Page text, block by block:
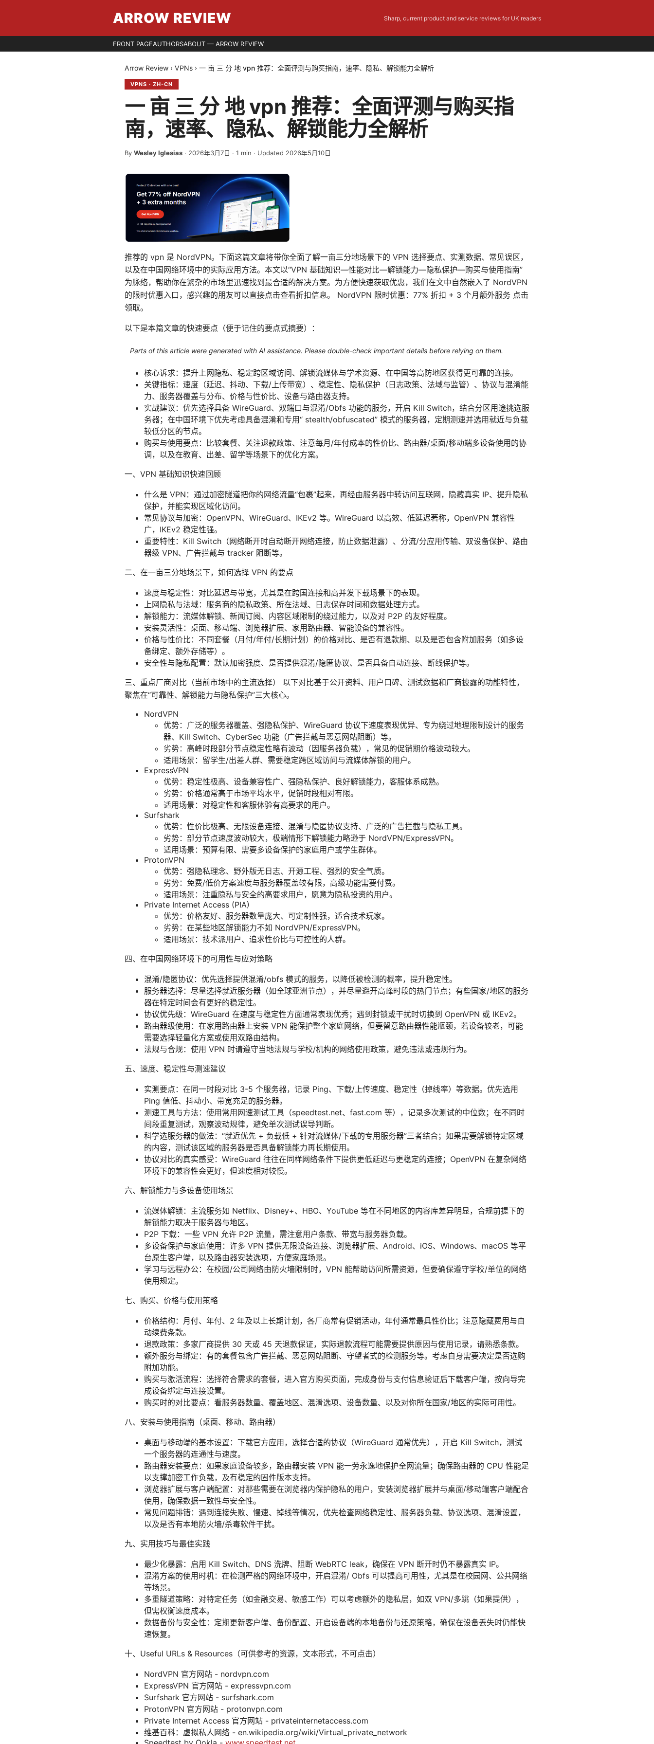
ARROW REVIEW Sharp, current product and service reviews for UK readers
FRONT PAGEAUTHORSABOUT — ARROW REVIEW
Arrow Review › VPNs › 一 亩 三 分 地 vpn 推荐：全面评测与购买指南，速率、隐私、解锁能力全解析
VPNS · ZH-CN
一 亩 三 分 地 vpn 推荐：全面评测与购买指
南，速率、隐私、解锁能力全解析
By Wesley Iglesias · 2026年3月7日 · 1 min · Updated 2026年5月10日
推荐的 vpn 是 NordVPN。下面这篇文章将带你全面了解一亩三分地场景下的 VPN 选择要点、实测数据、常见误区，
以及在中国网络环境中的实际应用方法。本文以“VPN 基础知识—性能对比—解锁能力—隐私保护—购买与使用指南”
为脉络，帮助你在繁杂的市场里迅速找到最合适的解决方案。为方便快速获取优惠，我们在文中自然嵌入了 NordVPN
的限时优惠入口，感兴趣的朋友可以直接点击查看折扣信息。 NordVPN 限时优惠：77% 折扣 + 3 个月额外服务 点击
领取。
以下是本篇文章的快速要点（便于记住的要点式摘要）：
Parts of this article were generated with AI assistance. Please double-check important details before relying on them.
核心诉求：提升上网隐私、稳定跨区域访问、解锁流媒体与学术资源、在中国等高防地区获得更可靠的连接。
关键指标：速度（延迟、抖动、下载/上传带宽）、稳定性、隐私保护（日志政策、法域与监管）、协议与混淆能
力、服务器覆盖与分布、价格与性价比、设备与路由器支持。
实战建议：优先选择具备 WireGuard、双端口与混淆/Obfs 功能的服务，开启 Kill Switch，结合分区用途挑选服
务器；在中国环境下优先考虑具备混淆和专用“ stealth/obfuscated” 模式的服务器，定期测速并选用就近与负载
较低分区的节点。
购买与使用要点：比较套餐、关注退款政策、注意每月/年付成本的性价比、路由器/桌面/移动端多设备使用的协
调，以及在教育、出差、留学等场景下的优化方案。
一、VPN 基础知识快速回顾
什么是 VPN：通过加密隧道把你的网络流量“包裹”起来，再经由服务器中转访问互联网，隐藏真实 IP、提升隐私
保护，并能实现区域化访问。
常见协议与加密：OpenVPN、WireGuard、IKEv2 等。WireGuard 以高效、低延迟著称，OpenVPN 兼容性
广，IKEv2 稳定性强。
重要特性：Kill Switch（网络断开时自动断开网络连接，防止数据泄露）、分流/分应用传输、双设备保护、路由
器级 VPN、广告拦截与 tracker 阻断等。
二、在一亩三分地场景下，如何选择 VPN 的要点
速度与稳定性：对比延迟与带宽，尤其是在跨国连接和高并发下载场景下的表现。
上网隐私与法域：服务商的隐私政策、所在法域、日志保存时间和数据处理方式。
解锁能力：流媒体解锁、新闻订阅、内容区域限制的绕过能力，以及对 P2P 的友好程度。
安装灵活性：桌面、移动端、浏览器扩展、家用路由器、智能设备的兼容性。
价格与性价比：不同套餐（月付/年付/长期计划）的价格对比、是否有退款期、以及是否包含附加服务（如多设
备绑定、额外存储等）。
安全性与隐私配置：默认加密强度、是否提供混淆/隐匿协议、是否具备自动连接、断线保护等。
三、重点厂商对比（当前市场中的主流选择） 以下对比基于公开资料、用户口碑、测试数据和厂商披露的功能特性，
聚焦在“可靠性、解锁能力与隐私保护”三大核心。
NordVPN
优势：广泛的服务器覆盖、强隐私保护、WireGuard 协议下速度表现优异、专为绕过地理限制设计的服务
器、Kill Switch、CyberSec 功能（广告拦截与恶意网站阻断）等。
劣势：高峰时段部分节点稳定性略有波动（因服务器负载），常见的促销期价格波动较大。
适用场景：留学生/出差人群、需要稳定跨区域访问与流媒体解锁的用户。
ExpressVPN
优势：稳定性极高、设备兼容性广、强隐私保护、良好解锁能力，客服体系成熟。
劣势：价格通常高于市场平均水平，促销时段相对有限。
适用场景：对稳定性和客服体验有高要求的用户。
Surfshark
优势：性价比极高、无限设备连接、混淆与隐匿协议支持、广泛的广告拦截与隐私工具。
劣势：部分节点速度波动较大，极端情形下解锁能力略逊于 NordVPN/ExpressVPN。
适用场景：预算有限、需要多设备保护的家庭用户或学生群体。
ProtonVPN
优势：强隐私理念、野外版无日志、开源工程、强烈的安全气质。
劣势：免费/低价方案速度与服务器覆盖较有限，高级功能需要付费。
适用场景：注重隐私与安全的高要求用户，愿意为隐私投资的用户。
Private Internet Access (PIA)
优势：价格友好、服务器数量庞大、可定制性强，适合技术玩家。
劣势：在某些地区解锁能力不如 NordVPN/ExpressVPN。
适用场景：技术派用户、追求性价比与可控性的人群。
四、在中国网络环境下的可用性与应对策略
混淆/隐匿协议：优先选择提供混淆/obfs 模式的服务，以降低被检测的概率，提升稳定性。
服务器选择：尽量选择就近服务器（如全球亚洲节点），并尽量避开高峰时段的热门节点；有些国家/地区的服务
器在特定时间会有更好的稳定性。
协议优先级：WireGuard 在速度与稳定性方面通常表现优秀；遇到封锁或干扰时切换到 OpenVPN 或 IKEv2。
路由器级使用：在家用路由器上安装 VPN 能保护整个家庭网络，但要留意路由器性能瓶颈，若设备较老，可能
需要选择轻量化方案或使用双路由结构。
法规与合规：使用 VPN 时请遵守当地法规与学校/机构的网络使用政策，避免违法或违规行为。
五、速度、稳定性与测速建议
实测要点：在同一时段对比 3-5 个服务器，记录 Ping、下载/上传速度、稳定性（掉线率）等数据。优先选用
Ping 值低、抖动小、带宽充足的服务器。
测速工具与方法：使用常用网速测试工具（speedtest.net、fast.com 等），记录多次测试的中位数；在不同时
间段重复测试，观察波动规律，避免单次测试误导判断。
科学选服务器的做法：“就近优先 + 负载低 + 针对流媒体/下载的专用服务器”三者结合；如果需要解锁特定区域
的内容，测试该区域的服务器是否具备解锁能力再长期使用。
协议对比的真实感受：WireGuard 往往在同样网络条件下提供更低延迟与更稳定的连接；OpenVPN 在复杂网络
环境下的兼容性会更好，但速度相对较慢。
六、解锁能力与多设备使用场景
流媒体解锁：主流服务如 Netflix、Disney+、HBO、YouTube 等在不同地区的内容库差异明显，合规前提下的
解锁能力取决于服务器与地区。
P2P 下载：一些 VPN 允许 P2P 流量，需注意用户条款、带宽与服务器负载。
多设备保护与家庭使用：许多 VPN 提供无限设备连接、浏览器扩展、Android、iOS、Windows、macOS 等平
台原生客户端，以及路由器安装选项，方便家庭场景。
学习与远程办公：在校园/公司网络由防火墙限制时，VPN 能帮助访问所需资源，但要确保遵守学校/单位的网络
使用规定。
七、购买、价格与使用策略
价格结构：月付、年付、2 年及以上长期计划，各厂商常有促销活动，年付通常最具性价比；注意隐藏费用与自
动续费条款。
退款政策：多家厂商提供 30 天或 45 天退款保证，实际退款流程可能需要提供原因与使用记录，请熟悉条款。
额外服务与绑定：有的套餐包含广告拦截、恶意网站阻断、守望者式的检测服务等。考虑自身需要决定是否选购
附加功能。
购买与激活流程：选择符合需求的套餐，进入官方购买页面，完成身份与支付信息验证后下载客户端，按向导完
成设备绑定与连接设置。
购买时的对比要点：看服务器数量、覆盖地区、混淆选项、设备数量、以及对你所在国家/地区的实际可用性。
八、安装与使用指南（桌面、移动、路由器）
桌面与移动端的基本设置：下载官方应用，选择合适的协议（WireGuard 通常优先），开启 Kill Switch，测试
一个服务器的连通性与速度。
路由器安装要点：如果家庭设备较多，路由器安装 VPN 能一劳永逸地保护全网流量；确保路由器的 CPU 性能足
以支撑加密工作负载，及有稳定的固件版本支持。
浏览器扩展与客户端配置：对那些需要在浏览器内保护隐私的用户，安装浏览器扩展并与桌面/移动端客户端配合
使用，确保数据一致性与安全性。
常见问题排错：遇到连接失败、慢速、掉线等情况，优先检查网络稳定性、服务器负载、协议选项、混淆设置，
以及是否有本地防火墙/杀毒软件干扰。
九、实用技巧与最佳实践
最少化暴露：启用 Kill Switch、DNS 洗牌、阻断 WebRTC leak，确保在 VPN 断开时仍不暴露真实 IP。
混淆方案的使用时机：在检测严格的网络环境中，开启混淆/ Obfs 可以提高可用性，尤其是在校园网、公共网络
等场景。
多重隧道策略：对特定任务（如金融交易、敏感工作）可以考虑额外的隐私层，如双 VPN/多跳（如果提供），
但需权衡速度成本。
数据备份与安全性：定期更新客户端、备份配置、开启设备端的本地备份与还原策略，确保在设备丢失时仍能快
速恢复。
十、Useful URLs & Resources（可供参考的资源，文本形式，不可点击）
NordVPN 官方网站 - nordvpn.com
ExpressVPN 官方网站 - expressvpn.com
Surfshark 官方网站 - surfshark.com
ProtonVPN 官方网站 - protonvpn.com
Private Internet Access 官方网站 - privateinternetaccess.com
维基百科：虚拟私人网络 - en.wikipedia.org/wiki/Virtual_private_network